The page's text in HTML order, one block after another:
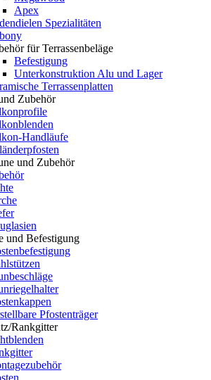
Apex
Spezialitäten
für Terrassenbeläge
Befestigung
Unterkonstruktion Alu und Lager
Terrassenplatten
Zubehör
Handläufe
und Zubehör
und Befestigung
Pfostenträger
Rankgitter